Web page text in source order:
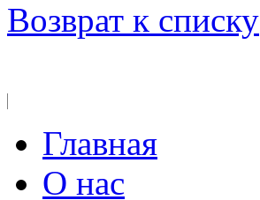
Возврат к списку
Главная
О нас